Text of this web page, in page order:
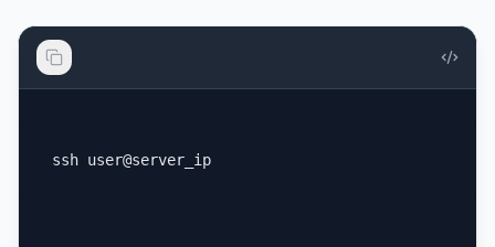
ssh user@server_ip